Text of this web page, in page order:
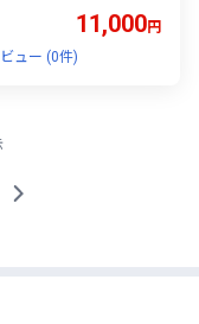
11,000円
ビュー (0件)